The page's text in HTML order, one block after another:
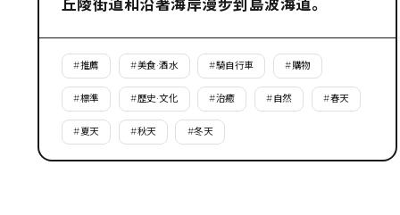
丘陵街道和沿著海岸漫步到島波海道。
#推薦 #美食·酒水 #騎自行車 #購物
#標準 #歷史·文化 #治癒 #自然 #春天
#夏天 #秋天 #冬天